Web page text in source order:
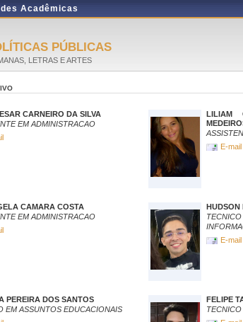
Acadêmicas
PÚBLICAS
LETRAS E ARTES
CARNEIRO DA SILVA
EM ADMINISTRACAO
LILIAM
E-mail
CAMARA COSTA
EM ADMINISTRACAO
HUDSON
E-mail
PEREIRA DOS SANTOS
EM ASSUNTOS EDUCACIONAIS
FELIPE